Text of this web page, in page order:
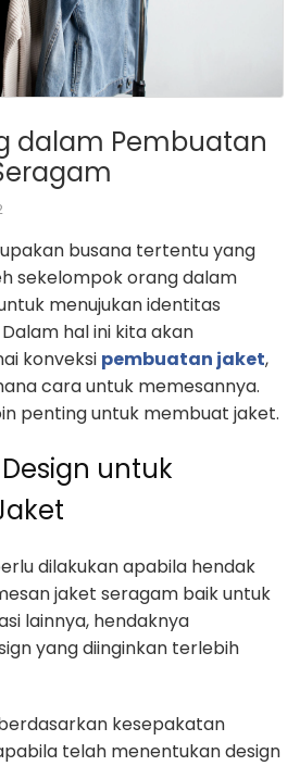
dalam Pembuatan
busana tertentu yang
sekelompok orang dalam
menujukan identitas
hal ini kita akan
konveksi pembuatan jaket,
cara untuk memesannya.
penting untuk membuat jaket.
untuk
dilakukan apabila hendak
jaket seragam baik untuk
lainnya, hendaknya
yang diinginkan terlebih
kesepakatan
telah menentukan design